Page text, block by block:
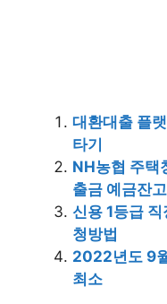
대환대출 플
타기
NH농협 주택
출금 예금잔
신용 1등급
청방법
2022년도 9
최소